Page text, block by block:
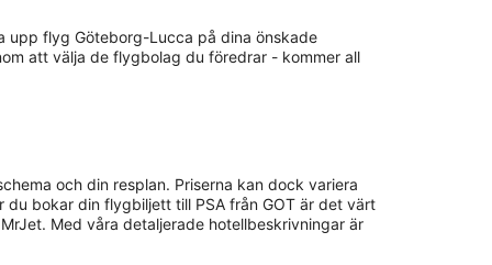
upp flyg Göteborg-Lucca på dina önskade
att välja de flygbolag du föredrar - kommer all
och din resplan. Priserna kan dock variera
bokar din flygbiljett till PSA från GOT är det värt
Med våra detaljerade hotellbeskrivningar är